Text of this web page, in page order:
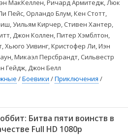
МакКеллен, Ричард Армитедж, Люк
Пейс, Орландо Блум, Кен Стотт,
Уильям Кирчер, Стивен Хантер,
Джон Коллен, Питер Хэмблтон,
Хьюго Уивинг, Кристофер Ли, Иэн
Микаэл Персбрандт, Сильвестр
Гейдж, Джон Белл
/Боевики /Приключения /
Битва пяти воинств в
Full HD 1080p